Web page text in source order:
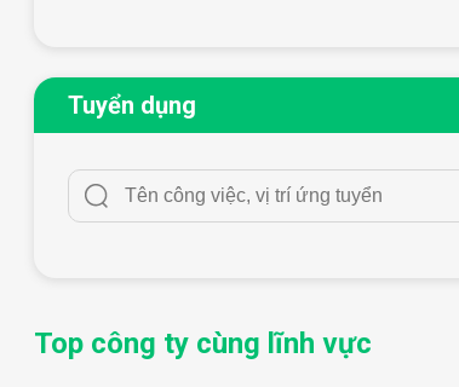
Tuyển dụng
Top công ty cùng lĩnh vực